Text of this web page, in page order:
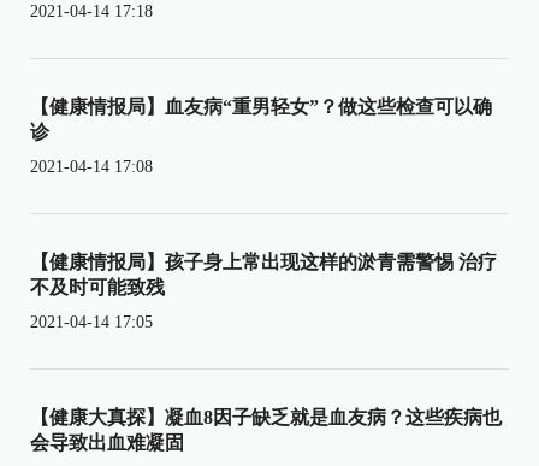
2021-04-14 17:18
【健康情报局】血友病“重男轻女”？做这些检查可以确
诊
2021-04-14 17:08
【健康情报局】孩子身上常出现这样的淤青需警惕 治疗
不及时可能致残
2021-04-14 17:05
【健康大真探】凝血8因子缺乏就是血友病？这些疾病也
会导致出血难凝固